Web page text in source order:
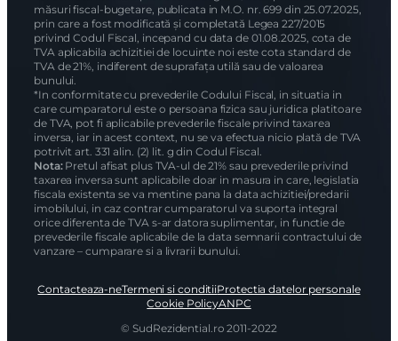
măsuri fiscal-bugetare, publicata in M.O. nr. 699 din 25.07.2025,
prin care a fost modificată și completată Legea 227/2015
privind Codul Fiscal, incepand cu data de 01.08.2025, cota de
TVA aplicabila achizitiei de locuinte noi este cota standard de
TVA de 21%, indiferent de suprafața utilă sau de valoarea
bunului.
*In conformitate cu prevederile Codului Fiscal, in situatia in
care cumparatorul este o persoana fizica sau juridica platitoare
de TVA, pot fi aplicabile prevederile fiscale privind taxarea
inversa, iar in acest context, nu se va efectua nicio plată de TVA
potrivit art. 331 alin. (2) lit. g din Codul Fiscal.
Nota:Pretul afisat plus TVA-ul de 21% sau prevederile privind
taxarea inversa sunt aplicabile doar in masura in care, legislatia
fiscala existenta se va mentine pana la data achizitiei/predarii
imobilului, in caz contrar cumparatorul va suporta integral
orice diferenta de TVA s-ar datora suplimentar, in functie de
prevederile fiscale aplicabile de la data semnarii contractului de
vanzare – cumparare si a livrarii bunului.
Contacteaza-neTermeni si conditiiProtectia datelor personale
Cookie PolicyANPC
© SudRezidential.ro 2011-2022